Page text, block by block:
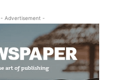
- Advertisement -